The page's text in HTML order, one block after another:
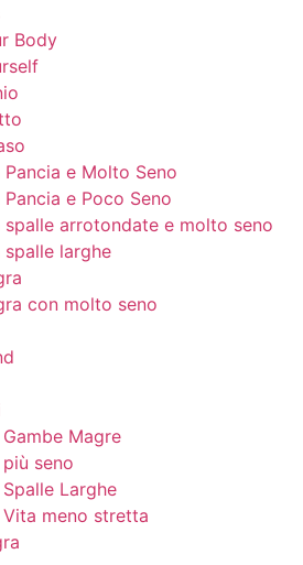
Body
Pancia e Molto Seno
e Poco Seno
spalle arrotondate e molto seno
spalle larghe
con molto seno
Magre
seno
Larghe
Vita meno stretta